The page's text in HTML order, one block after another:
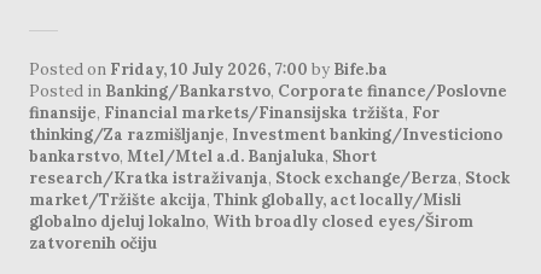
Posted on Friday, 10 July 2026, 7:00 by Bife.ba
Posted in Banking/Bankarstvo, Corporate finance/Poslovne
finansije, Financial markets/Finansijska tržišta, For
thinking/Za razmišljanje, Investment banking/Investiciono
bankarstvo, Mtel/Mtel a.d. Banjaluka, Short
research/Kratka istraživanja, Stock exchange/Berza, Stock
market/Tržište akcija, Think globally, act locally/Misli
globalno djeluj lokalno, With broadly closed eyes/Širom
zatvorenih očiju